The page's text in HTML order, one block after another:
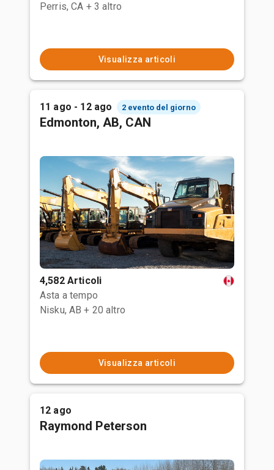
Perris, CA + 3 altro
Visualizza articoli
11 ago - 12 ago 2 evento del giorno
Edmonton, AB, CAN
4,582 Articoli
Asta a tempo
Nisku, AB + 20 altro
Visualizza articoli
12 ago
Raymond Peterson